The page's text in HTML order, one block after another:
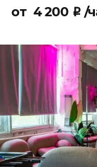
от 4 200 ₽ /